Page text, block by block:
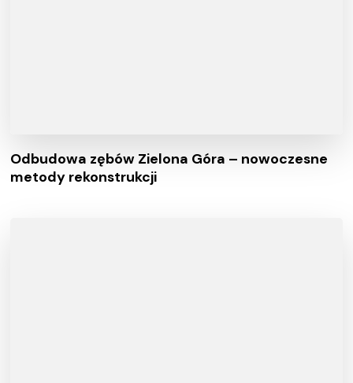
Odbudowa zębów Zielona Góra – nowoczesne
metody rekonstrukcji